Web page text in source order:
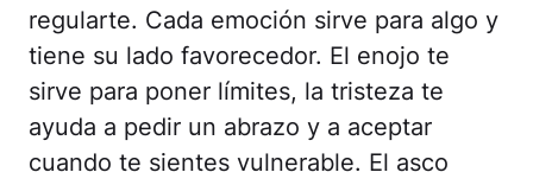
regularte. Cada emoción sirve para algo y
tiene su lado favorecedor. El enojo te
sirve para poner límites, la tristeza te
ayuda a pedir un abrazo y a aceptar
cuando te sientes vulnerable. El asco